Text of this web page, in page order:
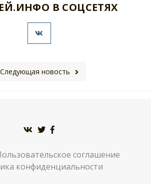
В СОЦСЕТЯХ
Следующая новость
соглашение
конфиденциальности